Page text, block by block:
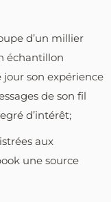
d’un millier
échantillon
son expérience
de son fil
d’intérêt;
aux
une source